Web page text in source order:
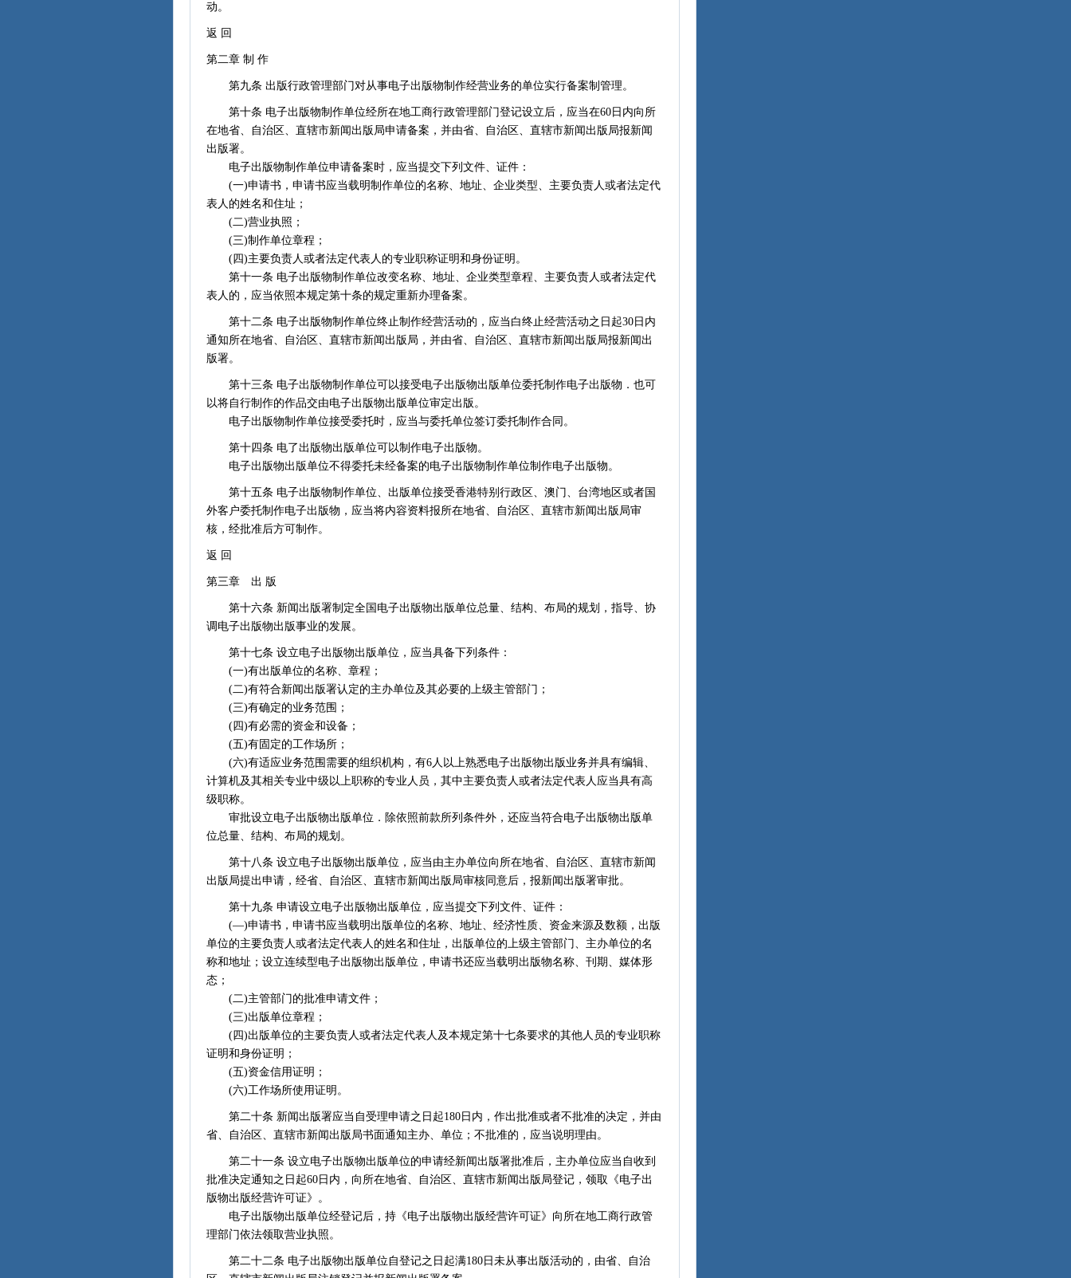
动。
返 回
第二章 制 作
第九条 出版行政管理部门对从事电子出版物制作经营业务的单位实行备案制管理。
第十条 电子出版物制作单位经所在地工商行政管理部门登记设立后，应当在60日内向所
在地省、自治区、直辖市新闻出版局申请备案，并由省、自治区、直辖市新闻出版局报新闻
出版署。
电子出版物制作单位申请备案时，应当提交下列文件、证件：
(一)申请书，申请书应当载明制作单位的名称、地址、企业类型、主要负责人或者法定代
表人的姓名和住址；
(二)营业执照；
(三)制作单位章程；
(四)主要负责人或者法定代表人的专业职称证明和身份证明。
第十一条 电子出版物制作单位改变名称、地址、企业类型章程、主要负责人或者法定代
表人的，应当依照本规定第十条的规定重新办理备案。
第十二条 电子出版物制作单位终止制作经营活动的，应当白终止经营活动之日起30日内
通知所在地省、自治区、直辖市新闻出版局，并由省、自治区、直辖市新闻出版局报新闻出
版署。
第十三条 电子出版物制作单位可以接受电子出版物出版单位委托制作电子出版物．也可
以将自行制作的作品交由电子出版物出版单位审定出版。
电子出版物制作单位接受委托时，应当与委托单位签订委托制作合同。
第十四条 电了出版物出版单位可以制作电子出版物。
电子出版物出版单位不得委托未经备案的电子出版物制作单位制作电子出版物。
第十五条 电子出版物制作单位、出版单位接受香港特别行政区、澳门、台湾地区或者国
外客户委托制作电子出版物，应当将内容资料报所在地省、自治区、直辖市新闻出版局审
核，经批准后方可制作。
返 回
第三章 出 版
第十六条 新闻出版署制定全国电子出版物出版单位总量、结构、布局的规划，指导、协
调电子出版物出版事业的发展。
第十七条 设立电子出版物出版单位，应当具备下列条件：
(一)有出版单位的名称、章程；
(二)有符合新闻出版署认定的主办单位及其必要的上级主管部门；
(三)有确定的业务范围；
(四)有必需的资金和设备；
(五)有固定的工作场所；
(六)有适应业务范围需要的组织机构，有6人以上熟悉电子出版物出版业务并具有编辑、
计算机及其相关专业中级以上职称的专业人员，其中主要负责人或者法定代表人应当具有高
级职称。
审批设立电子出版物出版单位．除依照前款所列条件外，还应当符合电子出版物出版单
位总量、结构、布局的规划。
第十八条 设立电子出版物出版单位，应当由主办单位向所在地省、自治区、直辖市新闻
出版局提出申请，经省、自治区、直辖市新闻出版局审核同意后，报新闻出版署审批。
第十九条 申请设立电子出版物出版单位，应当提交下列文件、证件：
(—)申请书，申请书应当载明出版单位的名称、地址、经济性质、资金来源及数额，出版
单位的主要负责人或者法定代表人的姓名和住址，出版单位的上级主管部门、主办单位的名
称和地址；设立连续型电子出版物出版单位，申请书还应当载明出版物名称、刊期、媒体形
态；
(二)主管部门的批准申请文件；
(三)出版单位章程；
(四)出版单位的主要负责人或者法定代表人及本规定第十七条要求的其他人员的专业职称
证明和身份证明；
(五)资金信用证明；
(六)工作场所使用证明。
第二十条 新闻出版署应当自受理申请之日起180日内，作出批准或者不批准的决定，并由
省、自治区、直辖市新闻出版局书面通知主办、单位；不批准的，应当说明理由。
第二十一条 设立电子出版物出版单位的申请经新闻出版署批准后，主办单位应当自收到
批准决定通知之日起60日内，向所在地省、自治区、直辖市新闻出版局登记，领取《电子出
版物出版经营许可证》。
电子出版物出版单位经登记后，持《电子出版物出版经营许可证》向所在地工商行政管
理部门依法领取营业执照。
第二十二条 电子出版物出版单位自登记之日起满180日未从事出版活动的，由省、自治